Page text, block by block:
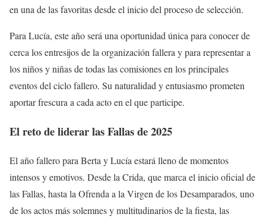
en una de las favoritas desde el inicio del proceso de selección.
Para Lucía, este año será una oportunidad única para conocer de
cerca los entresijos de la organización fallera y para representar a
los niños y niñas de todas las comisiones en los principales
eventos del ciclo fallero. Su naturalidad y entusiasmo prometen
aportar frescura a cada acto en el que participe.
El reto de liderar las Fallas de 2025
El año fallero para Berta y Lucía estará lleno de momentos
intensos y emotivos. Desde la Crida, que marca el inicio oficial de
las Fallas, hasta la Ofrenda a la Virgen de los Desamparados, uno
de los actos más solemnes y multitudinarios de la fiesta, las